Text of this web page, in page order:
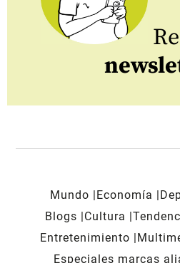
Mundo Economía
Blogs
Cultura
Entretenimiento
Especiales marcas